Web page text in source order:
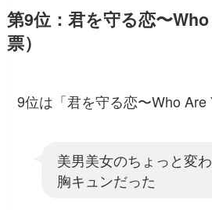
第9位：君を守る恋〜
票）
9位は「君を守る恋〜Who Are
美男美女のちょっと変
胸キュンだった